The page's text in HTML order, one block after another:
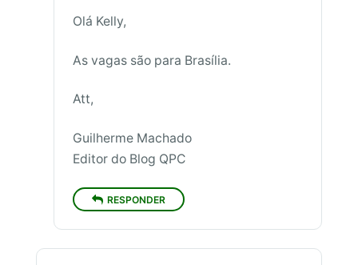
Olá Kelly,
As vagas são para Brasília.
Att,
Guilherme Machado
Editor do Blog QPC
RESPONDER